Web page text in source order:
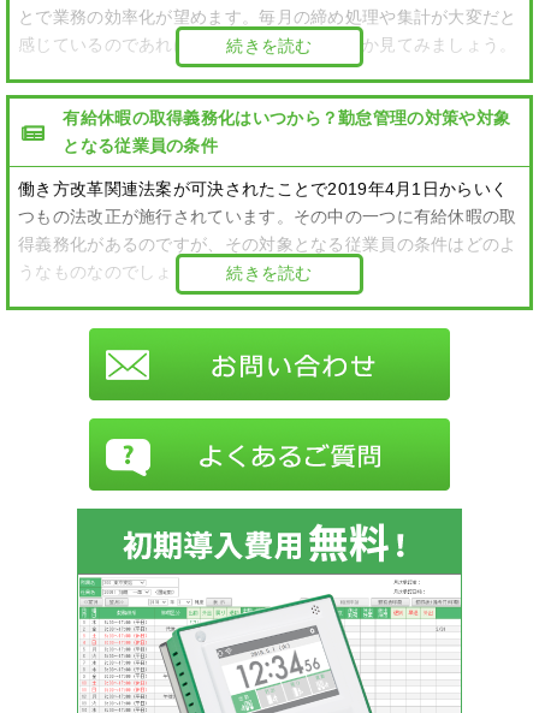
とで業務の効率化が望めます。毎月の締め処理や集計が大変だと
感じているのであれば電子化でどう変わるのか見てみましょう。
続きを読む
有給休暇の取得義務化はいつから？勤怠管理の対策や対象
となる従業員の条件
働き方改革関連法案が可決されたことで2019年4月1日からいく
つもの法改正が施行されています。その中の一つに有給休暇の取
得義務化があるのですが、その対象となる従業員の条件はどのよ
うなものなのでしょうか？
続きを読む